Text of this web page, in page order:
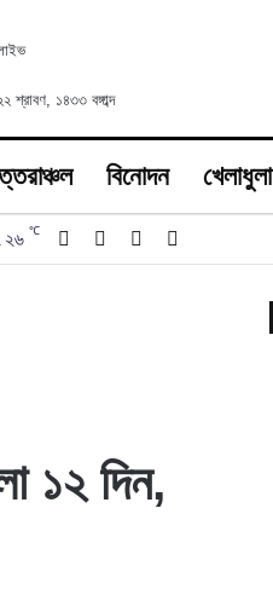
শ্রাবণ, ১৪৩৩ বঙ্গাব্দ
বিনোদন খেলাধুলা
২৬ ℃ Facebook YouTube
১২ দিন,